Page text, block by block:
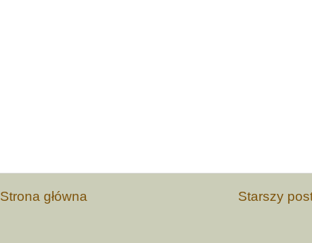
Starszy
Strona główna